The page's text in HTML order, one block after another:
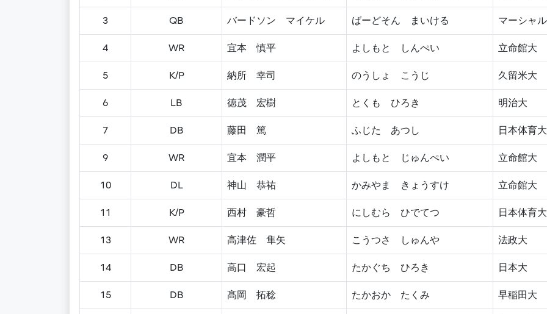
3 QB バードソン マイケル ばーどそん まいける マーシャ
4 WR 宜本 慎平 よしもと しんぺい 立命館大
5 K/P 納所 幸司 のうしょ こうじ 久留米大
6 LB 徳茂 宏樹 とくも ひろき 明治大
7 DB 藤田 篤 ふじた あつし 日本体育大
9 WR 宜本 潤平 よしもと じゅんぺい 立命館大
10 DL 神山 恭祐 かみやま きょうすけ 立命館大
11 K/P 西村 豪哲 にしむら ひでてつ 日本体育大
13 WR 高津佐 隼矢 こうつさ しゅんや 法政大
14 DB 高口 宏起 たかぐち ひろき 日本大
15 DB 髙岡 拓稔 たかおか たくみ 早稲田大